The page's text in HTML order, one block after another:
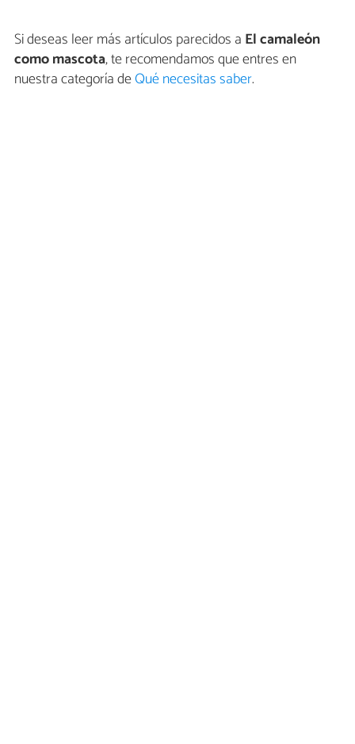
Si deseas leer más artículos parecidos a El camaleón
como mascota, te recomendamos que entres en
nuestra categoría deQué necesitas saber.